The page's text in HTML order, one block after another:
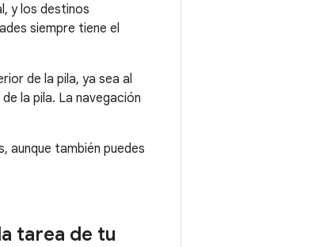
y los destinos
siempre tiene el
de la pila, ya sea al
la pila. La navegación
aunque también puedes
tarea de tu